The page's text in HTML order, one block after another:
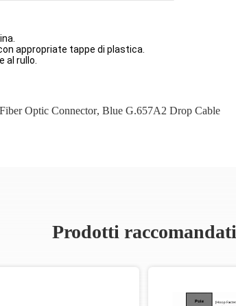
appropriate tappe di plastica.
al rullo.
Optic Connector, Blue G.657A2 Drop Cable
Prodotti raccomandati